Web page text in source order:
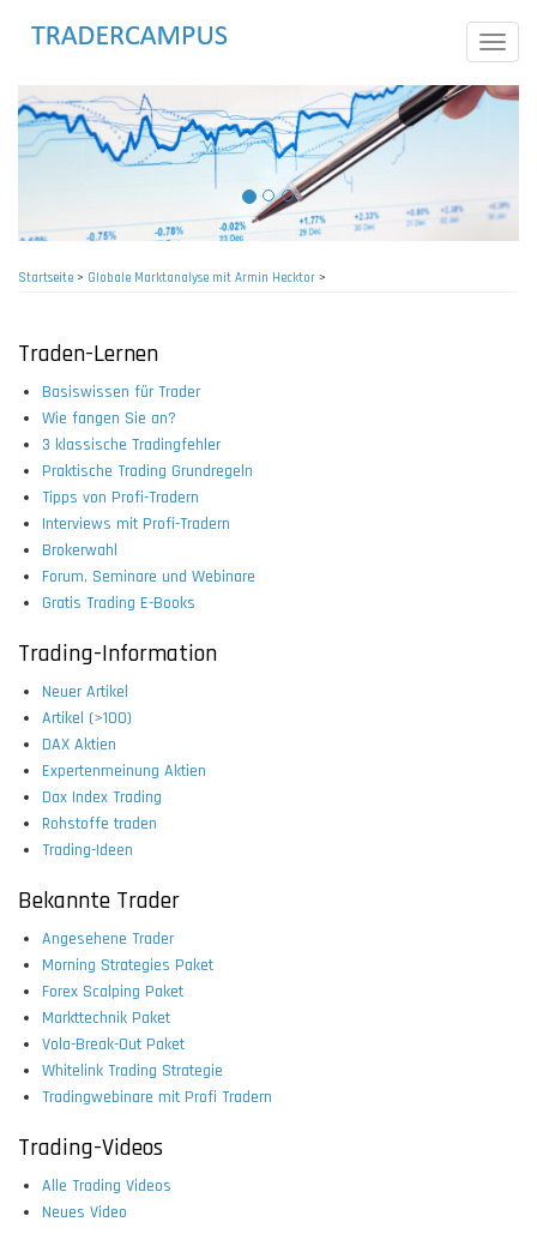
Toggle
Startseite> Globale Marktanalyse mit Armin Hecktor >
Traden-Lernen
Basiswissen für Trader
Wie fangen Sie an?
3 klassische Tradingfehler
Praktische Trading Grundregeln
Tipps von Profi-Tradern
Interviews mit Profi-Tradern
Brokerwahl
Forum, Seminare und Webinare
Gratis Trading E-Books
Trading-Information
Neuer Artikel
Artikel (>100)
DAX Aktien
Expertenmeinung Aktien
Dax Index Trading
Rohstoffe traden
Trading-Ideen
Bekannte Trader
Angesehene Trader
Morning Strategies Paket
Forex Scalping Paket
Markttechnik Paket
Vola-Break-Out Paket
Whitelink Trading Strategie
Tradingwebinare mit Profi Tradern
Trading-Videos
Alle Trading Videos
Neues Video